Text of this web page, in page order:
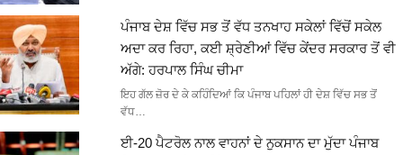
ਪੰਜਾਬ ਦੇਸ਼ ਵਿੱਚ ਸਭ ਤੋਂ ਵੱਧ ਤਨਖਾਹ ਸਕੇਲਾਂ ਵਿੱਚੋਂ ਸਕੇਲ
ਅਦਾ ਕਰ ਰਿਹਾ, ਕਈ ਸ਼੍ਰੇਣੀਆਂ ਵਿੱਚ ਕੇਂਦਰ ਸਰਕਾਰ ਤੋਂ ਵੀ
ਅੱਗੇ: ਹਰਪਾਲ ਸਿੰਘ ਚੀਮਾ
ਇਹ ਗੱਲ ਜ਼ੋਰ ਦੇ ਕੇ ਕਹਿੰਦਿਆਂ ਕਿ ਪੰਜਾਬ ਪਹਿਲਾਂ ਹੀ ਦੇਸ਼ ਵਿੱਚ ਸਭ ਤੋਂ
ਵੱਧ…
ਈ-20 ਪੈਟਰੋਲ ਨਾਲ ਵਾਹਨਾਂ ਦੇ ਨੁਕਸਾਨ ਦਾ ਮੁੱਦਾ ਪੰਜਾਬ